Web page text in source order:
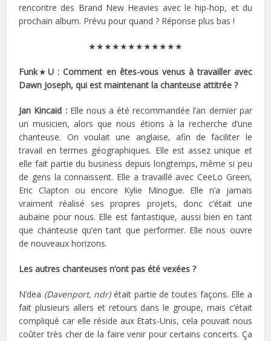
rencontre des Brand New Heavies avec le hip-hop, et du
prochain album. Prévu pour quand ? Réponse plus bas !
★★★★★★★★★★★★
Funk★U : Comment en êtes-vous venus à travailler avec
Dawn Joseph, qui est maintenant la chanteuse attitrée ?
Jan Kincaid : Elle nous a été recommandée l’an dernier par
un musicien, alors que nous étions à la recherche d’une
chanteuse. On voulait une anglaise, afin de faciliter le
travail en termes géographiques. Elle est assez unique et
elle fait partie du business depuis longtemps, même si peu
de gens la connaissent. Elle a travaillé avec CeeLo Green,
Eric Clapton ou encore Kylie Minogue. Elle n’a jamais
vraiment réalisé ses propres projets, donc c’était une
aubaine pour nous. Elle est fantastique, aussi bien en tant
que chanteuse qu’en tant que performer. Elle nous ouvre
de nouveaux horizons.
Les autres chanteuses n’ont pas été vexées ?
N’dea (Davenport, ndr)était partie de toutes façons. Elle a
fait plusieurs allers et retours dans le groupe, mais c’était
compliqué car elle réside aux Etats-Unis, cela pouvait nous
coûter très cher de la faire venir pour certains concerts. Ça